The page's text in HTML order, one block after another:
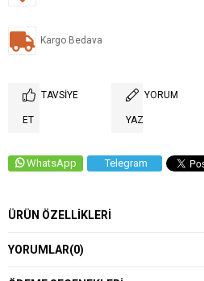
Kargo Bedava
TAVSIYE
ET
YORUM
YAZ
WhatsApp Telegram
ÜRÜN ÖZELLIKLERI
YORUMLAR(0)